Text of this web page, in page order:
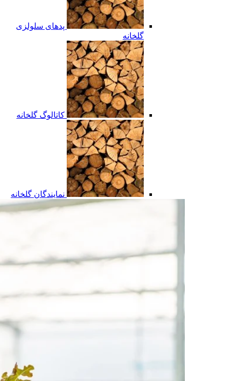
پدهای سلولزی
گلخانه
کاتالوگ گلخانه
نمایندگان گلخانه